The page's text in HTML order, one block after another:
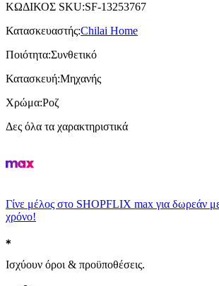
ΚΩΔΙΚΟΣ SKU:SF-13253767
Κατασκευαστής:Chilai Home
Ποιότητα:Συνθετικό
Κατασκευή:Μηχανής
Χρώμα:Ροζ
Δες όλα τα χαρακτηριστικά
Γίνε μέλος στο SHOPFLIX max για δωρεάν
χρόνο!
Ισχύουν όροι & προϋποθέσεις.